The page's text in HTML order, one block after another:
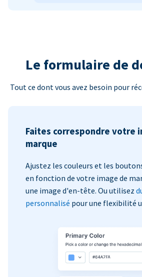
Le formulaire de
Tout ce dont vous avez besoin pour
Faites correspondre votre
marque
Ajustez les couleurs et les
en fonction de votre image de
une image d'en-tête. Ou utilisez
personnalisé pour une flexibilité